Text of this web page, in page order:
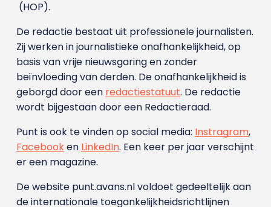
(HOP).
De redactie bestaat uit professionele journalisten.
Zij werken in journalistieke onafhankelijkheid, op
basis van vrije nieuwsgaring en zonder
beïnvloeding van derden. De onafhankelijkheid is
geborgd door een redactiestatuut. De redactie
wordt bijgestaan door een Redactieraad.
Punt is ook te vinden op social media: Instragram,
Facebooken LinkedIn. Een keer per jaar verschijnt
er een magazine.
De website punt.avans.nl voldoet gedeeltelijk aan
de internationale toegankelijkheidsrichtlijnen